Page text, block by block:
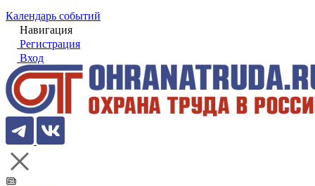
Календарь событий
Навигация
Регистрация
Вход